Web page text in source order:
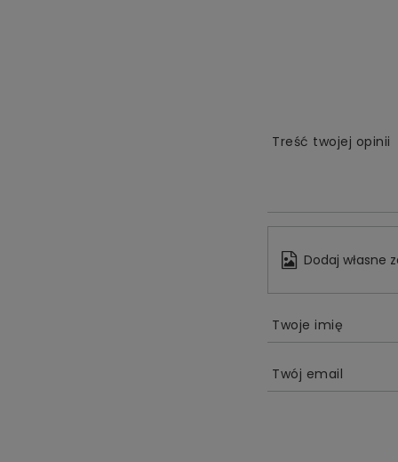
Treść twojej opinii
Dodaj własne
Twoje imię
Twój email